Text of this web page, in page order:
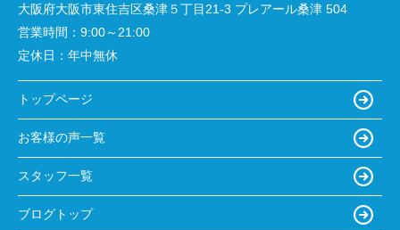
大阪府大阪市東住吉区桑津５丁目21-3 プレアール桑津 504
営業時間： 9:00～21:00
定休日： 年中無休
トップページ
お客様の声一覧
スタッフ一覧
ブログトップ